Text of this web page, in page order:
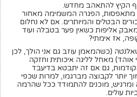
הקיץ להתאהב מחדש.
מתאפסות, הפגרה המשמימה מאחור
הבטלים והמיותרים. אם לא נחלום
אליפות כשאין פער בטבלה ועוד
אז אימתי?
(כשהמאמן עוזב גם אני הולך, לכן
מאחל לליגה איכותית וחזקה
גם אם זה יתבטא בדיעבד
יותר לקבוצה מברגמו, למרות שכפי
ומרגיש, מוכנים להתמודד ככל שהרמה
עולים.